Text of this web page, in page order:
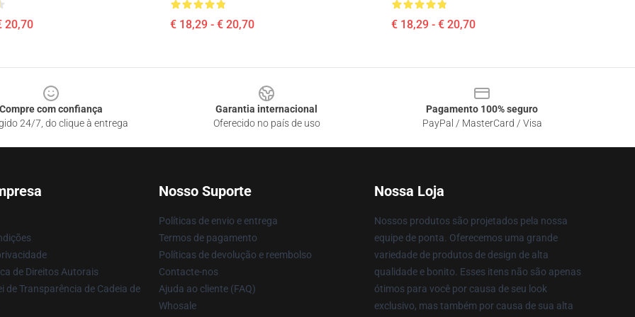
20,70 € 18,29 - € 20,70 € 18,29 - € 20,70
Compre com confiança
24/7, do clique à entrega
Garantia internacional
Oferecido no país de uso
Pagamento 100% seguro
PayPal / MasterCard / Visa
de Direitos Autorais
de Transparência de Cadeia de
Nosso Suporte
Políticas de envio e entrega
Termos de pagamento
Políticas de devolução e reembolso
Contacte-nos
Ajuda ao cliente (FAQ)
Whosale
Nossa Loja
Nossos produtos são projetados pela nossa
equipe de ponta. Oferecemos uma grande
variedade de produtos de design de alta
qualidade e bonito. Esses itens não são apenas
ótimos para você por causa de seu look
exclusivo, mas também por causa de sua alta